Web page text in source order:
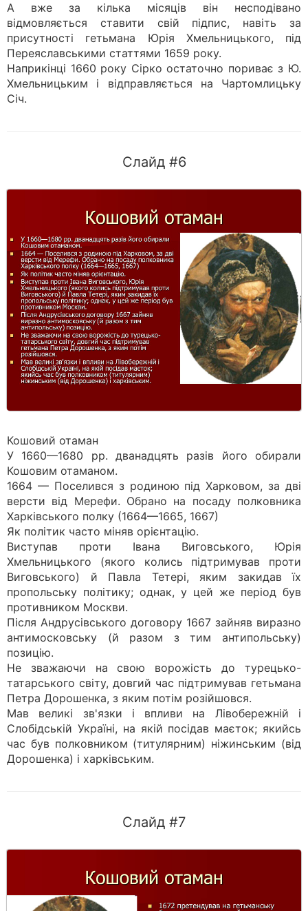
А вже за кілька місяців він несподівано
відмовляється ставити свій підпис, навіть за
присутності гетьмана Юрія Хмельницького, під
Переяславськими статтями 1659 року.
Наприкінці 1660 року Сірко остаточно пориває з Ю.
Хмельницьким і відправляється на Чартомлицьку
Січ.
Слайд #6
Кошовий отаман
У 1660—1680 pp. дванадцять разів його обирали
Кошовим отаманом.
1664 — Поселився з родиною під Харковом, за дві
версти від Мерефи. Обрано на посаду полковника
Харківського полку (1664—1665, 1667)
Як політик часто міняв орієнтацію.
Виступав проти Івана Виговського, Юрія
Хмельницького (якого колись підтримував проти
Виговського) й Павла Тетері, яким закидав їх
пропольську політику; однак, у цей же період був
противником Москви.
Після Андрусівського договору 1667 зайняв виразно
антимосковську (й разом з тим антипольську)
позицію.
Не зважаючи на свою ворожість до турецько-
татарського світу, довгий час підтримував гетьмана
Петра Дорошенка, з яким потім розійшовся.
Мав великі зв'язки і впливи на Лівобережній і
Слобідській Україні, на якій посідав маєток; якийсь
час був полковником (титулярним) ніжинським (від
Дорошенка) і харківським.
Слайд #7